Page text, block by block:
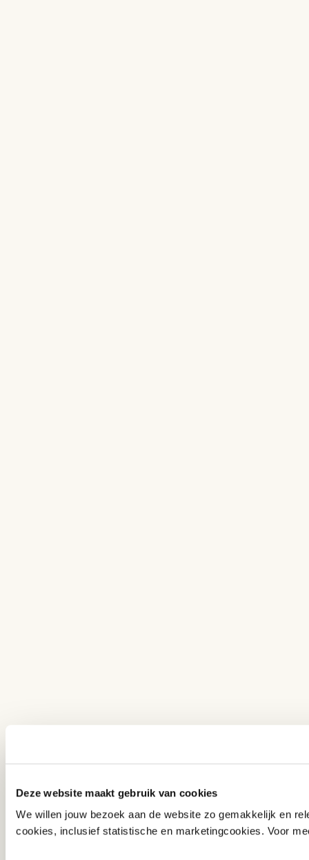
Deze website maakt gebruik van cookies
We willen jouw bezoek aan de website zo gemakkelijk en
cookies, inclusief statistische en marketingcookies. Voor